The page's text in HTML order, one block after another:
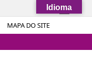
MAPA DO SITE
Simplifique!
Idioma